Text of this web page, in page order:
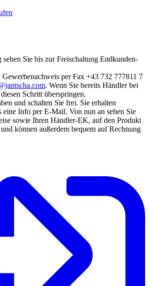
Sie bis zur Freischaltung Endkunden-
Gewerbenachweis per Fax +43 732 777811 7
. Wenn Sie bereits Händler bei
Schritt überspringen.
und schalten Sie frei. Sie erhalten
eine Info per E-Mail. Von nun an sehen Sie
sowie Ihren Händler-EK, auf den Produkt
können außerdem bequem auf Rechnung